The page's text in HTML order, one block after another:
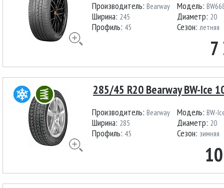
Производитель: Bearway
Ширина: 245
Профиль: 45
Модель:
Диаметр: 20
Сезон: летняя
285/45 R20 Bearway BW-Ice
Производитель: Bearway
Ширина: 285
Профиль: 45
Модель: BW-
Диаметр: 20
Сезон: зимняя